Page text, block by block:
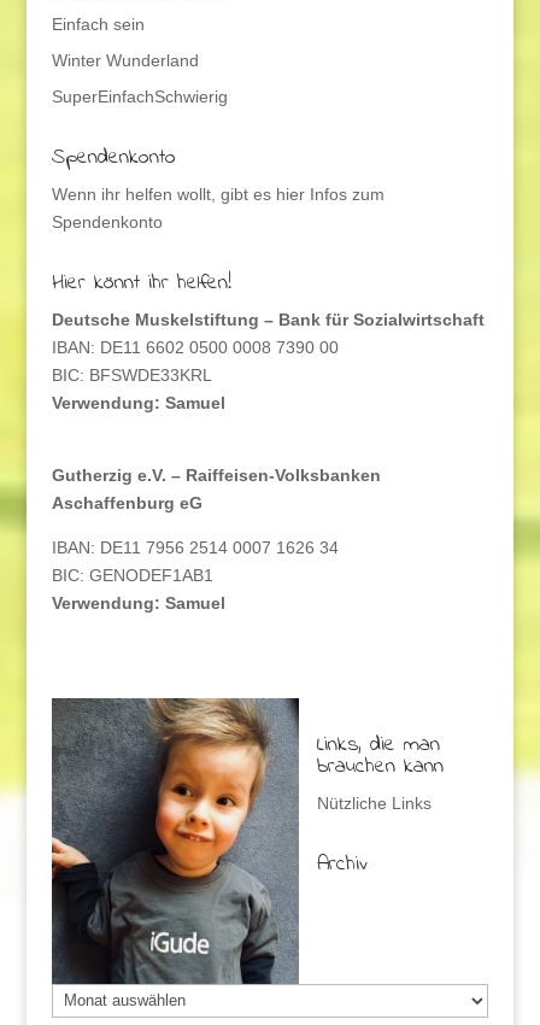
Einfach sein
Winter Wunderland
SuperEinfachSchwierig
Spendenkonto
Wenn ihr helfen wollt, gibt es hier Infos zum
Spendenkonto
Hier könnt ihr helfen!
Deutsche Muskelstiftung – Bank für Sozialwirtschaft
IBAN: DE11 6602 0500 0008 7390 00
BIC: BFSWDE33KRL
Verwendung: Samuel
Gutherzig e.V. – Raiffeisen-Volksbanken
Aschaffenburg eG
IBAN: DE11 7956 2514 0007 1626 34
BIC: GENODEF1AB1
Verwendung: Samuel
Links, die man
brauchen kann
Nützliche Links
Archiv
Archiv